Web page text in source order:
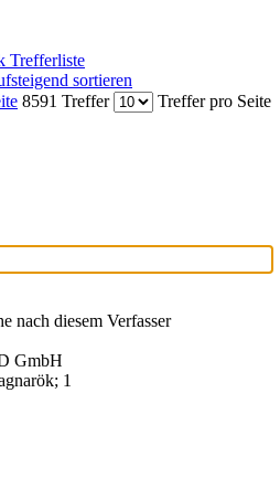
Trefferliste
sortieren
8591 Treffer Treffer pro Seite
nach diesem Verfasser
GmbH
1